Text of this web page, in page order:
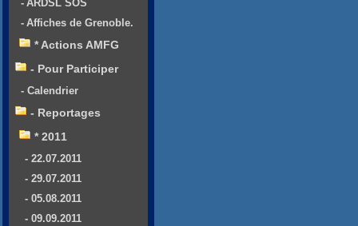
- ARDSL SOS
- Affiches de Grenoble.
* Actions AMFG
- Pour Participer
- Calendrier
- Reportages
* 2011
- 22.07.2011
- 29.07.2011
- 05.08.2011
- 09.09.2011